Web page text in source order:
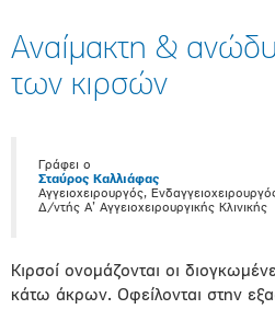
Αναίμακτη &
των κιρσών
Γράφει ο
Σταύρος Καλλιάφας
Αγγειοχειρουργός,
Δ/ντής Α’ Αγγειοχειρουργικής Κλινικής
Κιρσοί ονομάζονται οι
κάτω άκρων. Οφείλονται στην